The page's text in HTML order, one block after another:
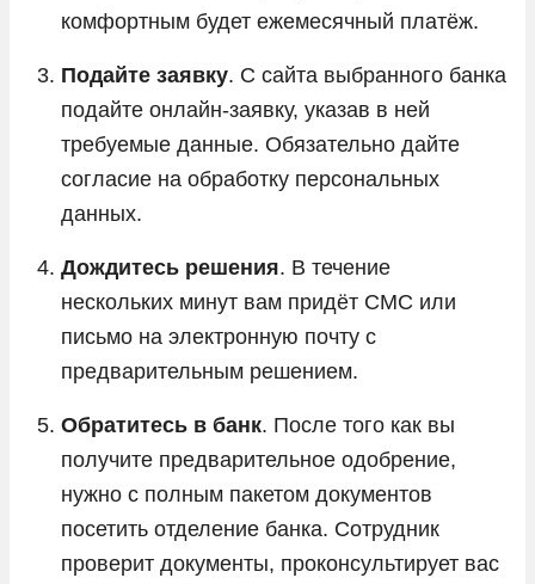
комфортным будет ежемесячный платёж.
Подайте заявку. С сайта выбранного банка
подайте онлайн-заявку, указав в ней
требуемые данные. Обязательно дайте
согласие на обработку персональных
данных.
Дождитесь решения. В течение
нескольких минут вам придёт СМС или
письмо на электронную почту с
предварительным решением.
Обратитесь в банк. После того как вы
получите предварительное одобрение,
нужно с полным пакетом документов
посетить отделение банка. Сотрудник
проверит документы, проконсультирует вас